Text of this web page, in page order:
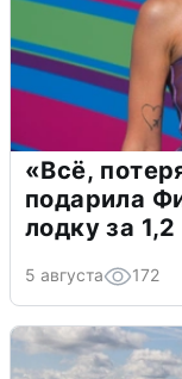
«Всё,
подарила
лодку за
5 августа 172